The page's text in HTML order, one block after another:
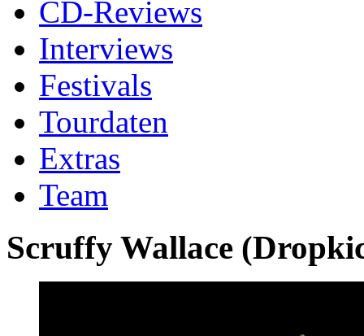
CD-Reviews
Interviews
Festivals
Tourdaten
Extras
Team
Scruffy Wallace (